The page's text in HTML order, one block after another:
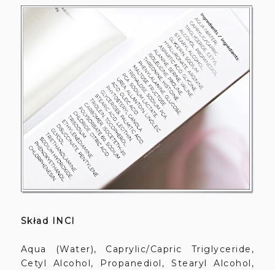
Skład INCI
Aqua (Water), Caprylic/Capric Triglyceride,
Cetyl Alcohol, Propanediol, Stearyl Alcohol,